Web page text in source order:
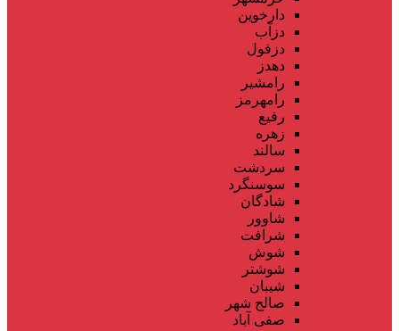
دارخوین
دزآب
دزفول
دهدز
رامشیر
رامهرمز
رفیع
زهره
سالند
سردشت
سوسنگرد
شادگان
شاوور
شرافت
شوش
شوشتر
شیبان
صالح شهر
صفی آباد